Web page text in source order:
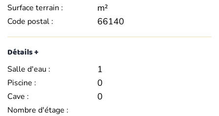
Surface terrain : m²
Code postal : 66140
Détails +
Salle d'eau : 1
Piscine : 0
Cave : 0
Nombre d'étage :